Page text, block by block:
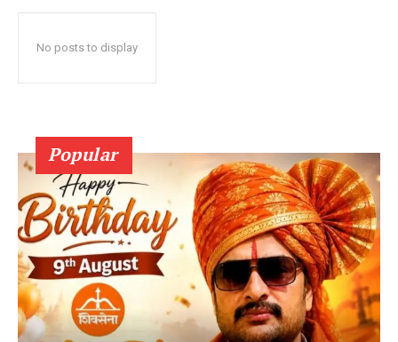
No posts to display
Popular